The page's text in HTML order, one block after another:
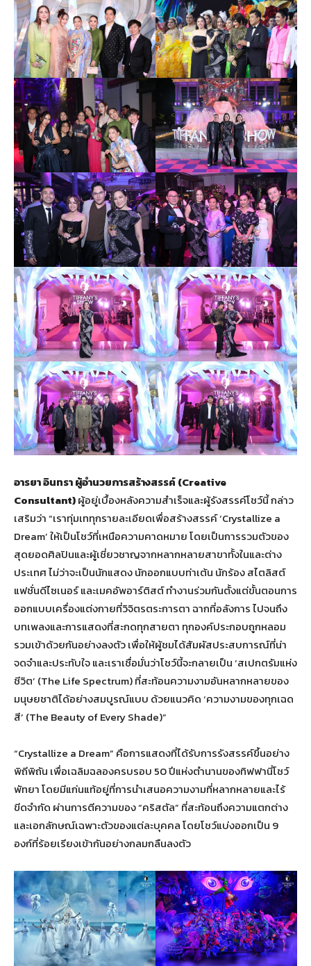
อารยา อินทรา ผู้อำนวยการสร้างสรรค์(Creative
Consultant)ผู้อยู่เบื้องหลังความสำเร็จและผู้รังสรรค์โชว์นี้ กล่าว
เสริมว่า “เราทุ่มเททุกรายละเอียดเพื่อสร้างสรรค์ ‘Crystallize a
Dream’ ให้เป็นโชว์ที่เหนือความคาดหมาย โดยเป็นการรวมตัวของ
สุดยอดศิลปินและผู้เชี่ยวชาญจากหลากหลายสาขาทั้งในและต่าง
ประเทศ ไม่ว่าจะเป็นนักแสดง นักออกแบบท่าเต้น นักร้อง สไตลิสต์
แฟชั่นดีไซเนอร์ และเมคอัพอาร์ติสต์ ทำงานร่วมกันตั้งแต่ขั้นตอนการ
ออกแบบเครื่องแต่งกายที่วิจิตรตระการตา ฉากที่อลังการ ไปจนถึง
บทเพลงและการแสดงที่สะกดทุกสายตา ทุกองค์ประกอบถูกหลอม
รวมเข้าด้วยกันอย่างลงตัว เพื่อให้ผู้ชมได้สัมผัสประสบการณ์ที่น่า
จดจำและประทับใจ และเราเชื่อมั่นว่าโชว์นี้จะกลายเป็น ‘สเปกตรัมแห่ง
ชีวิต’ (The Life Spectrum) ที่สะท้อนความงามอันหลากหลายของ
มนุษยชาติได้อย่างสมบูรณ์แบบ ด้วยแนวคิด ‘ความงามของทุกเฉด
สี’ (The Beauty of Every Shade)”
“Crystallize a Dream” คือการแสดงที่ได้รับการรังสรรค์ขึ้นอย่าง
พิถีพิถัน เพื่อเฉลิมฉลองครบรอบ 50 ปีแห่งตำนานของทิฟฟานี่โชว์
พัทยา โดยมีแก่นแท้อยู่ที่การนำเสนอความงามที่หลากหลายและไร้
ขีดจำกัด ผ่านการตีความของ “คริสตัล” ที่สะท้อนถึงความแตกต่าง
และเอกลักษณ์เฉพาะตัวของแต่ละบุคคล โดยโชว์แบ่งออกเป็น 9
องก์ที่ร้อยเรียงเข้ากันอย่างกลมกลืนลงตัว